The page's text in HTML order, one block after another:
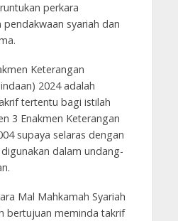
perkara
syariah dan
Keterangan
2024 adalah
tertentu bagi istilah
3 Enakmen Keterangan
supaya selaras dengan
dalam undang-
Mal Mahkamah Syariah
bertujuan meminda takrif